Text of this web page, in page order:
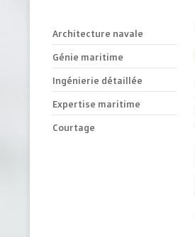
Architecture navale
Génie maritime
Ingénierie détaillée
Expertise maritime
Courtage